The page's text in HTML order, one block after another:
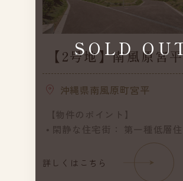
【2号地】南風原宮平
Ⅱ（全12区画）／建
件付き
沖縄県南風原町宮平
【物件のポイント】
• 閑静な住宅街： 第一種低層
地域のため、将来にわたって良
環境が守られます。
• ゆとりある敷地： 各区画とも
SOLD
詳しくはこちら